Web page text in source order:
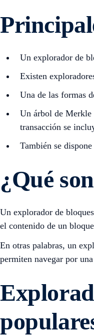
Un explorador de
Existen
Una de las formas
Un árbol de Merkle
transacción se
También se
¿Qué
Un explorador de
el contenido de un
En otras palabras, un
permiten navegar por